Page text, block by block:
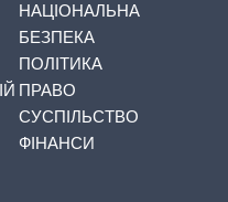
НАЦІОНАЛЬНА
БЕЗПЕКА
ПОЛІТИКА
ПРАВО
СУСПІЛЬСТВО
ФІНАНСИ